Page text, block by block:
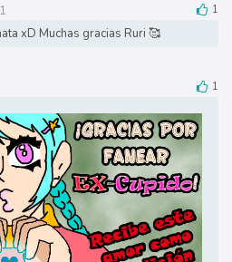
1
xD Muchas gracias Ruri 🥰
1